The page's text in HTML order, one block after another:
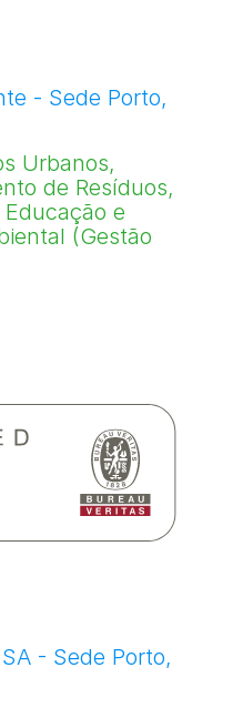
- Sede Porto,
Urbanos,
de Resíduos,
e
(Gestão
- Sede Porto,